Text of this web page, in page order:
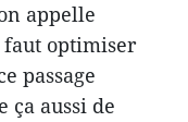
appelle
optimiser
passage
ça aussi de